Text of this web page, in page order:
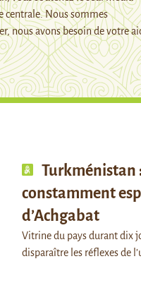
centrale. Nous sommes
nous avons besoin de votre
Turkménistan
constamment
d’Achgabat
Vitrine du pays durant dix
disparaître les réflexes de